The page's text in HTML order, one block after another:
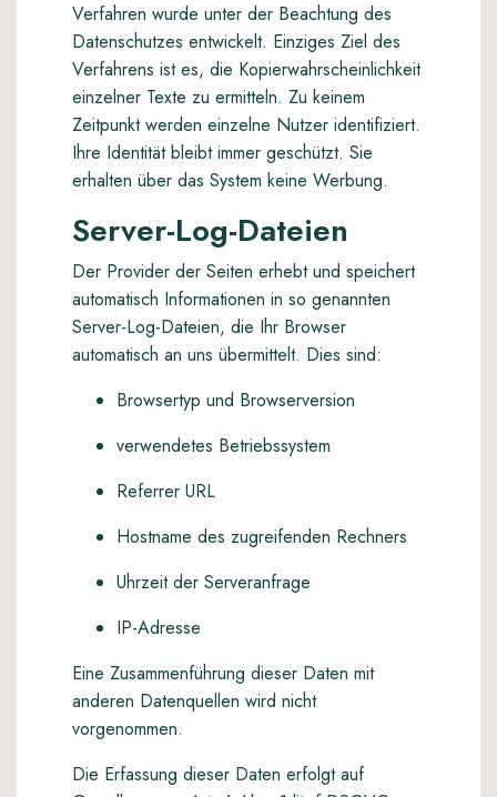
Verfahren wurde unter der Beachtung des
Datenschutzes entwickelt. Einziges Ziel des
Verfahrens ist es, die Kopierwahrscheinlichkeit
einzelner Texte zu ermitteln. Zu keinem
Zeitpunkt werden einzelne Nutzer identifiziert.
Ihre Identität bleibt immer geschützt. Sie
erhalten über das System keine Werbung.
Server-Log-Dateien
Der Provider der Seiten erhebt und speichert
automatisch Informationen in so genannten
Server-Log-Dateien, die Ihr Browser
automatisch an uns übermittelt. Dies sind:
Browsertyp und Browserversion
verwendetes Betriebssystem
Referrer URL
Hostname des zugreifenden Rechners
Uhrzeit der Serveranfrage
IP-Adresse
Eine Zusammenführung dieser Daten mit
anderen Datenquellen wird nicht
vorgenommen.
Die Erfassung dieser Daten erfolgt auf